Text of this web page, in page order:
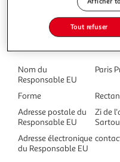
Caractéristiques
Nom du
Responsable EU
Paris
Forme
Adresse postale du
Responsable EU
Zi de
Adresse électronique
du Responsable EU
Tout refuser